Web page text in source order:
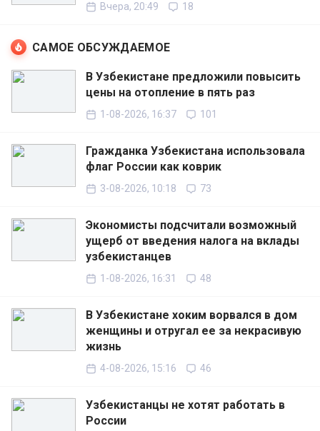
Вчера, 20:49 18
САМОЕ ОБСУЖДАЕМОЕ
В Узбекистане предложили повысить
цены на отопление в пять раз
1-08-2026, 16:37 101
Гражданка Узбекистана использовала
флаг России как коврик
3-08-2026, 10:18 73
Экономисты подсчитали возможный
ущерб от введения налога на вклады
узбекистанцев
1-08-2026, 16:31 48
В Узбекистане хоким ворвался в дом
женщины и отругал ее за некрасивую
жизнь
4-08-2026, 15:16 46
Узбекистанцы не хотят работать в
России